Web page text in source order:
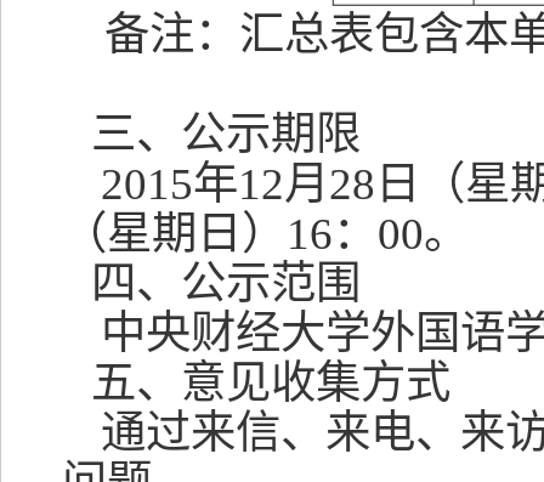
备注：汇总表包含本
三、 公示期限
2015年12月 28 日（星
（星期日） 16： 00。
四、公示范围
中央财经大学外国语
五、意见收集方式
通过来信、来电、来